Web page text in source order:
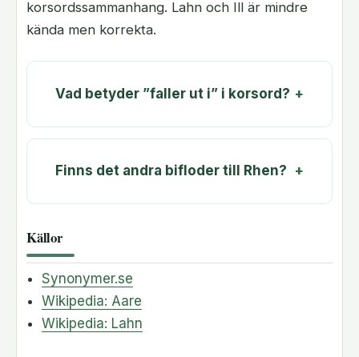
korsordssammanhang. Lahn och Ill är mindre
kända men korrekta.
Vad betyder ”faller ut i” i korsord?
Finns det andra bifloder till Rhen?
Källor
Synonymer.se
Wikipedia: Aare
Wikipedia: Lahn